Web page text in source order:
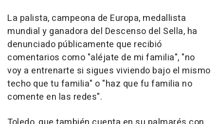
La palista, campeona de Europa, medallista
mundial y ganadora del Descenso del Sella, ha
denunciado públicamente que recibió
comentarios como "aléjate de mi familia", "no
voy a entrenarte si sigues viviendo bajo el mismo
techo que tu familia" o "haz que fu familia no
comente en las redes".